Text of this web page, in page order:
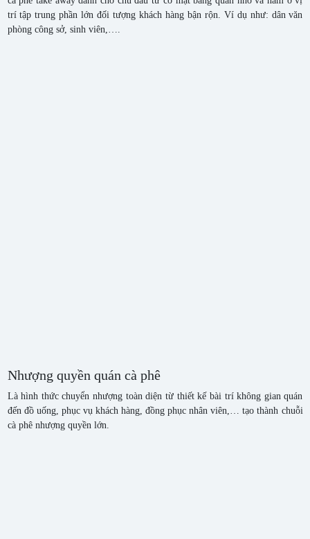
trí tập trung phần lớn đối tượng khách hàng bận rộn. Ví dụ như: dân văn
phòng công sở, sinh viên,….
Nhượng quyền quán cà phê
Là hình thức chuyển nhượng toàn diện từ thiết kế bài trí không gian quán
đến đồ uống, phục vụ khách hàng, đồng phục nhân viên,… tạo thành chuỗi
cà phê nhượng quyền lớn.